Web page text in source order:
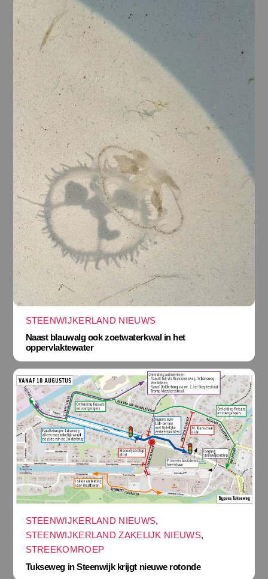
STEENWIJKERLAND NIEUWS
Naast blauwalg ook zoetwaterkwal in het
oppervlaktewater
STEENWIJKERLAND NIEUWS,
STEENWIJKERLAND ZAKELIJK NIEUWS,
STREEKOMROEP
Tukseweg in Steenwijk krijgt nieuwe rotonde